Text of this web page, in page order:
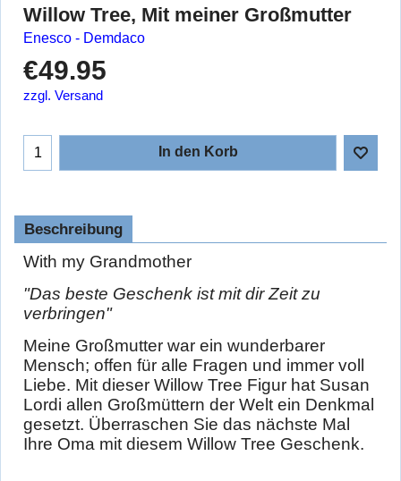
Willow Tree, Mit meiner Großmutter
Enesco - Demdaco
€49.95
zzgl. Versand
In den Korb
Beschreibung
With my Grandmother
"Das beste Geschenk ist mit dir Zeit zu
verbringen"
Meine Großmutter war ein wunderbarer
Mensch; offen für alle Fragen und immer voll
Liebe. Mit dieser Willow Tree Figur hat Susan
Lordi allen Großmüttern der Welt ein Denkmal
gesetzt. Überraschen Sie das nächste Mal
Ihre Oma mit diesem Willow Tree Geschenk.